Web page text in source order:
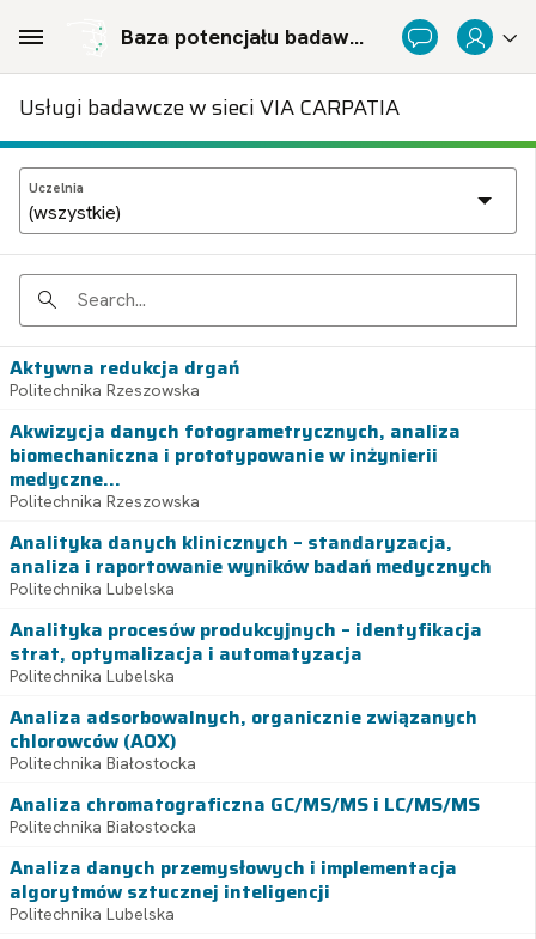
Baza potencjału badawczego Politechnicznej Sieci Via Carpatia im. Prezydenta RP Lecha Kaczyńskiego
Usługi badawcze w sieci VIA CARPATIA
Uczelnia
Search
Aktywna redukcja drgań
Politechnika Rzeszowska
Akwizycja danych fotogrametrycznych, analiza
biomechaniczna i prototypowanie w inżynierii
medyczne...
Politechnika Rzeszowska
Analityka danych klinicznych – standaryzacja,
analiza i raportowanie wyników badań medycznych
Politechnika Lubelska
Analityka procesów produkcyjnych – identyfikacja
strat, optymalizacja i automatyzacja
Politechnika Lubelska
Analiza adsorbowalnych, organicznie związanych
chlorowców (AOX)
Politechnika Białostocka
Analiza chromatograficzna GC/MS/MS i LC/MS/MS
Politechnika Białostocka
Analiza danych przemysłowych i implementacja
algorytmów sztucznej inteligencji
Politechnika Lubelska